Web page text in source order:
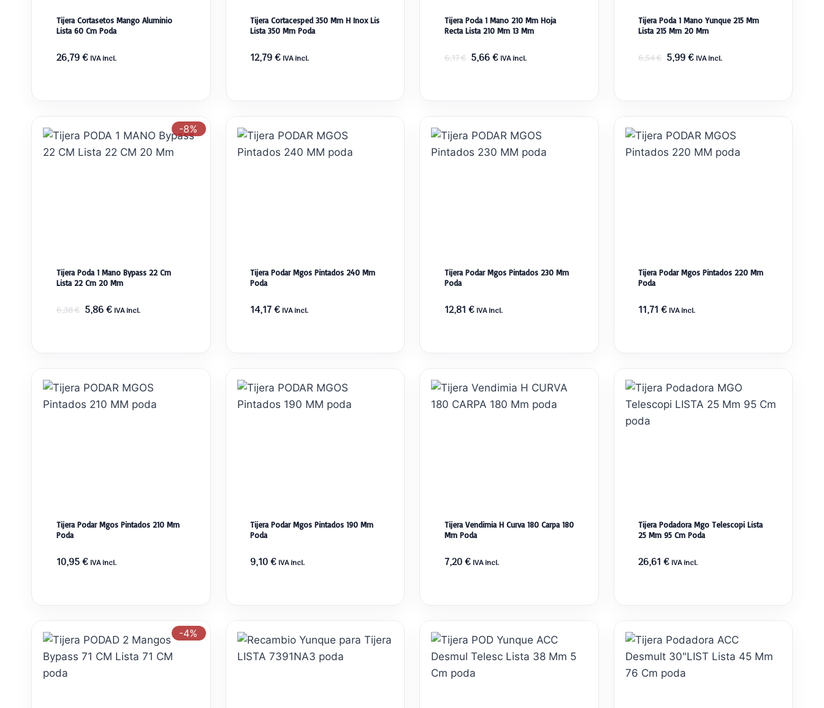
Tijera Cortasetos Mango Aluminio
Lista 60 Cm Poda
26,79€ IVA incl.
Tijera Cortacesped 350 Mm H Inox Lis
Lista 350 Mm Poda
12,79€ IVA incl.
Tijera Poda 1 Mano 210 Mm Hoja
Recta Lista 210 Mm 13 Mm
6,17€ El
era:
6,17 €.
5,66€El
es:
5,66 €.
IVA incl.
Tijera Poda 1 Mano Yunque 215 Mm
Lista 215 Mm 20 Mm
6,54€ El
era:
6,54 €.
5,99€El
es:
5,99 €.
IVA incl.
-8%
Tijera Poda 1 Mano Bypass 22 Cm
Lista 22 Cm 20 Mm
6,38€ El
era:
6,38 €.
5,86€El
es:
5,86 €.
IVA incl.
Tijera Podar Mgos Pintados 240 Mm
Poda
14,17€ IVA incl.
Tijera Podar Mgos Pintados 230 Mm
Poda
12,81 € IVA incl.
Tijera Podar Mgos Pintados 220 Mm
Poda
11,71 € IVA incl.
Tijera Podar Mgos Pintados 210 Mm
Poda
10,95€ IVA incl.
Tijera Podar Mgos Pintados 190 Mm
Poda
9,10€ IVA incl.
Tijera Vendimia H Curva 180 Carpa 180
Mm Poda
7,20€ IVA incl.
Tijera Podadora Mgo Telescopi Lista
25 Mm 95 Cm Poda
26,61 € IVA incl.
-4%